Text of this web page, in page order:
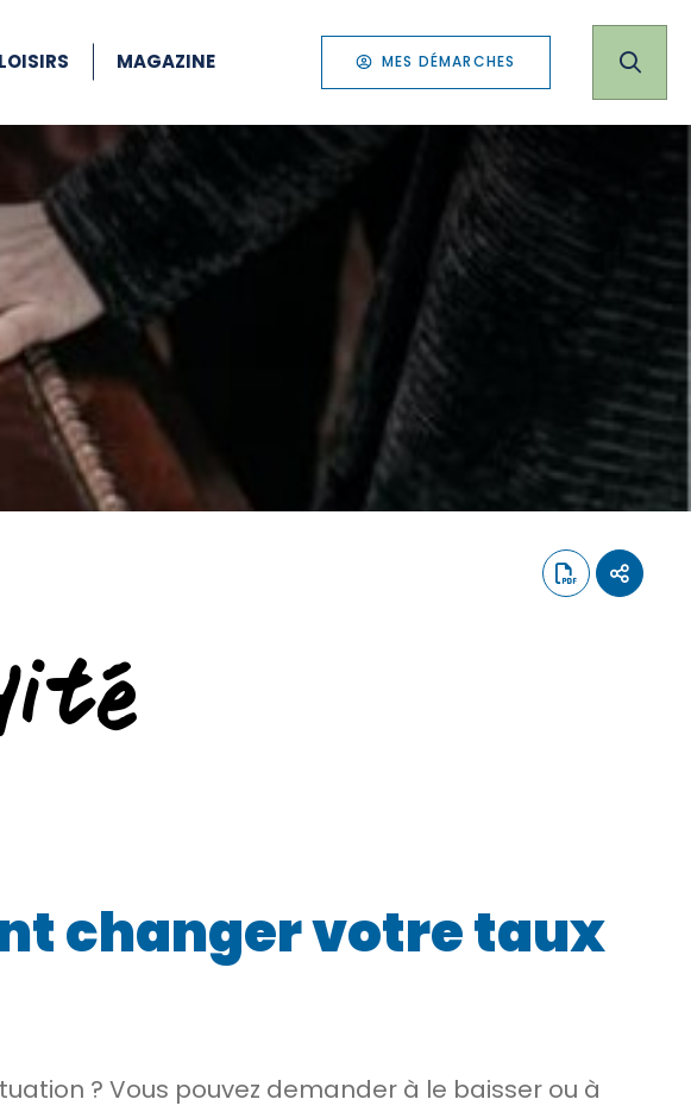
LOISIRS MAGAZINE MES DÉMARCHES
changer votre taux
? Vous pouvez demander à le baisser ou à